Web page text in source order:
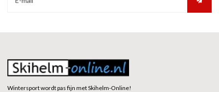
Wintersport wordt pas fijn met Skihelm-Online!